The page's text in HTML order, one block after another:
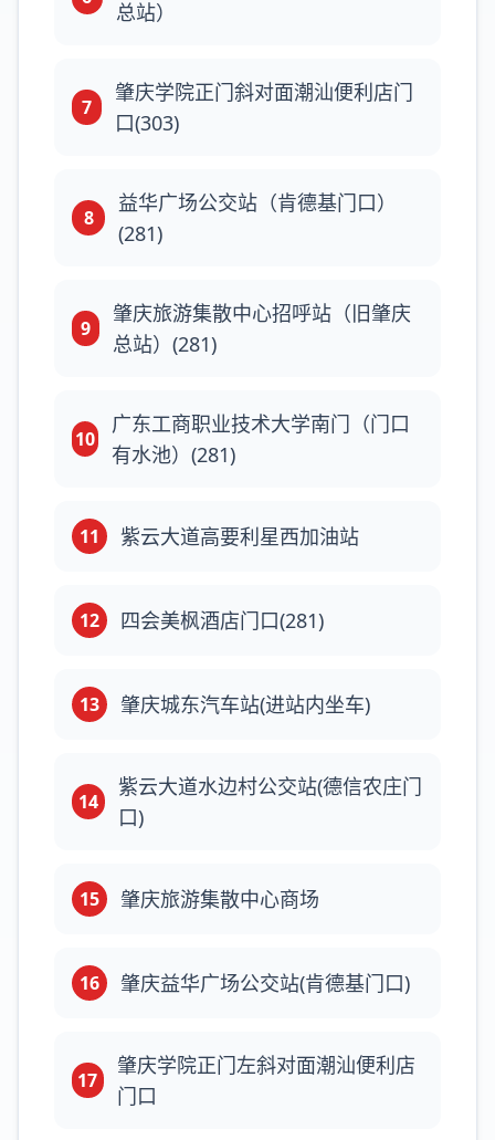
总站）
7
肇庆学院正门斜对面潮汕便利店门
口(303)
8
益华广场公交站（肯德基门口）
(281)
9
肇庆旅游集散中心招呼站（旧肇庆
总站）(281)
10
广东工商职业技术大学南门（门口
有水池）(281)
11 紫云大道高要利星西加油站
12 四会美枫酒店门口(281)
13 肇庆城东汽车站(进站内坐车)
14
紫云大道水边村公交站(德信农庄门
口)
15 肇庆旅游集散中心商场
16 肇庆益华广场公交站(肯德基门口)
17
肇庆学院正门左斜对面潮汕便利店
门口